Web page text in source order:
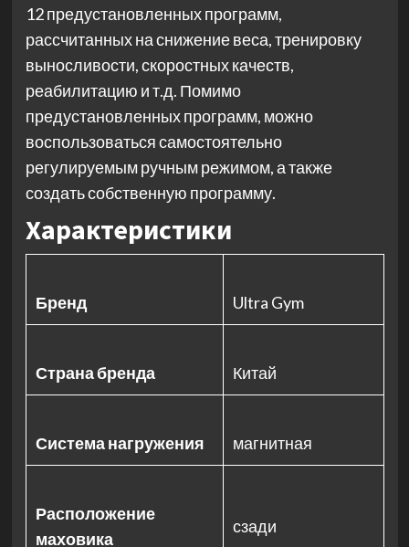
12 предустановленных программ,
рассчитанных на снижение веса, тренировку
выносливости, скоростных качеств,
реабилитацию и т.д. Помимо
предустановленных программ, можно
воспользоваться самостоятельно
регулируемым ручным режимом, а также
создать собственную программу.
Характеристики
Бренд Ultra Gym
Страна бренда Китай
Система нагружения магнитная
Расположение
маховика
сзади